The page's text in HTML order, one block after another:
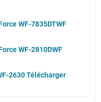
WF-7835DTWF
WF-2810DWF
2630 Télécharger